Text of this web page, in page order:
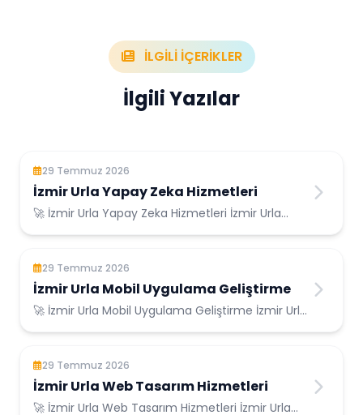
İLGİLİ İÇERİKLER
İlgili Yazılar
29 Temmuz 2026
İzmir Urla Yapay Zeka Hizmetleri
🚀 İzmir Urla Yapay Zeka Hizmetleri İzmir Urla
29 Temmuz 2026
İzmir Urla Mobil Uygulama Geliştirme
🚀 İzmir Urla Mobil Uygulama Geliştirme İzmir Urla
29 Temmuz 2026
İzmir Urla Web Tasarım Hizmetleri
🚀 İzmir Urla Web Tasarım Hizmetleri İzmir Urla